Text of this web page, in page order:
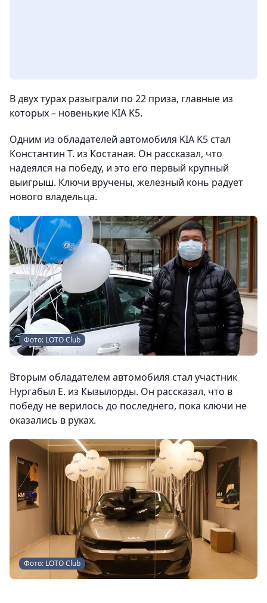
В двух турах разыграли по 22 приза, главные из
которых – новенькие KIA K5.
Одним из обладателей автомобиля KIA K5 стал
Константин Т. из Костаная. Он рассказал, что
надеялся на победу, и это его первый крупный
выигрыш. Ключи вручены, железный конь радует
нового владельца.
Фото: LOTO Club
Вторым обладателем автомобиля стал участник
Нургабыл Е. из Кызылорды. Он рассказал, что в
победу не верилось до последнего, пока ключи не
оказались в руках.
Фото: LOTO Club